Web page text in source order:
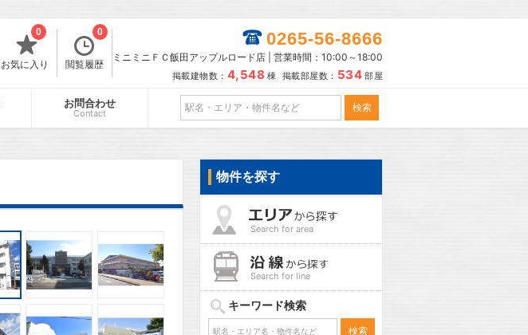
お気に入り
0
閲覧履歴
0 0265-56-8666
ミニミニＦＣ飯田アップルロード店 | 営業時間：10:00～18:00
掲載建物数： 4,548 棟 掲載部屋数： 534 部屋
お問合わせ
Contact
物件を探す
Search for area
Search for line
キーワード検索